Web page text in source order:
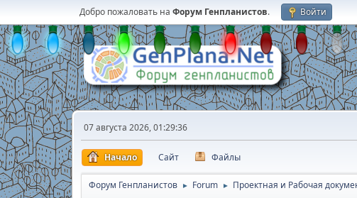
Добро пожаловать на Форум Генпланистов. Войти
07 августа 2026, 01:29:36
Начало Сайт Файлы
Форум Генпланистов ► Forum ► Проектная и Рабочая